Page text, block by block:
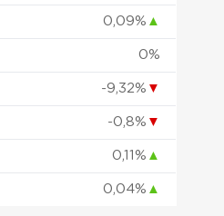
0,09% ▲
0%
-9,32% ▼
-0,8% ▼
0,11% ▲
0,04% ▲